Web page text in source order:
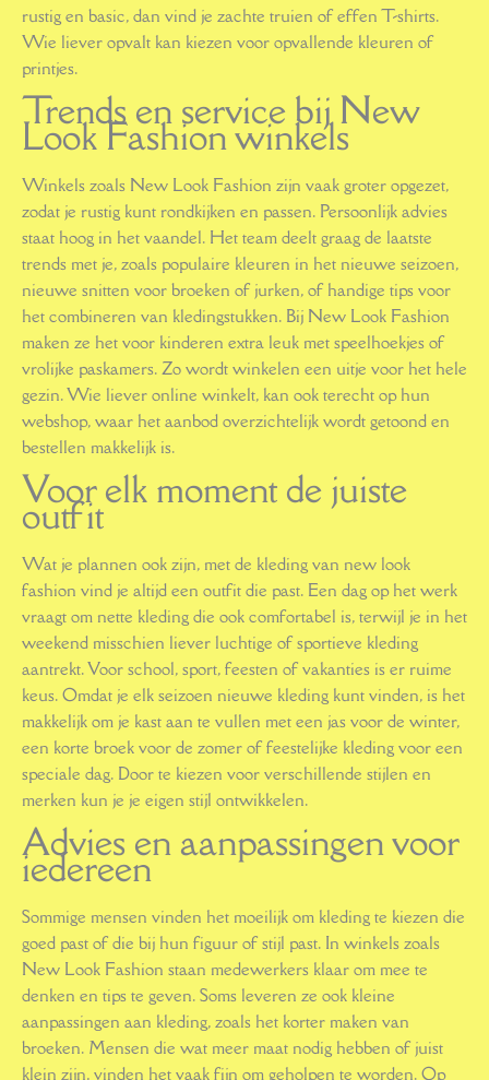
rustig en basic, dan vind je zachte truien of effen T-shirts.
Wie liever opvalt kan kiezen voor opvallende kleuren of
printjes.
Trends en service bij New
Look Fashion winkels
Winkels zoals New Look Fashion zijn vaak groter opgezet,
zodat je rustig kunt rondkijken en passen. Persoonlijk advies
staat hoog in het vaandel. Het team deelt graag de laatste
trends met je, zoals populaire kleuren in het nieuwe seizoen,
nieuwe snitten voor broeken of jurken, of handige tips voor
het combineren van kledingstukken. Bij New Look Fashion
maken ze het voor kinderen extra leuk met speelhoekjes of
vrolijke paskamers. Zo wordt winkelen een uitje voor het hele
gezin. Wie liever online winkelt, kan ook terecht op hun
webshop, waar het aanbod overzichtelijk wordt getoond en
bestellen makkelijk is.
Voor elk moment de juiste
outfit
Wat je plannen ook zijn, met de kleding van new look
fashion vind je altijd een outfit die past. Een dag op het werk
vraagt om nette kleding die ook comfortabel is, terwijl je in het
weekend misschien liever luchtige of sportieve kleding
aantrekt. Voor school, sport, feesten of vakanties is er ruime
keus. Omdat je elk seizoen nieuwe kleding kunt vinden, is het
makkelijk om je kast aan te vullen met een jas voor de winter,
een korte broek voor de zomer of feestelijke kleding voor een
speciale dag. Door te kiezen voor verschillende stijlen en
merken kun je je eigen stijl ontwikkelen.
Advies en aanpassingen voor
iedereen
Sommige mensen vinden het moeilijk om kleding te kiezen die
goed past of die bij hun figuur of stijl past. In winkels zoals
New Look Fashion staan medewerkers klaar om mee te
denken en tips te geven. Soms leveren ze ook kleine
aanpassingen aan kleding, zoals het korter maken van
broeken. Mensen die wat meer maat nodig hebben of juist
klein zijn, vinden het vaak fijn om geholpen te worden. Op